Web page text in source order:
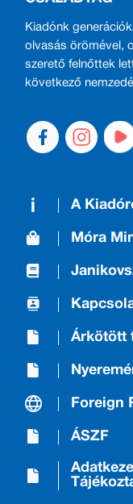
Kiadónk
olvasás örömével,
szerető felnőttek
következő
A
Móra
Árkötött
Foreign
ÁSZF